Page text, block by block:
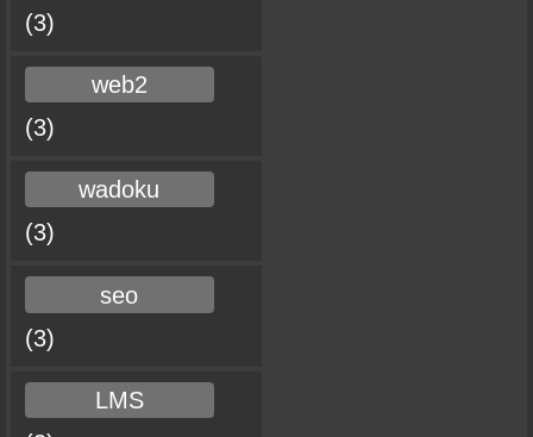
(3)
web2
(3)
wadoku
(3)
seo
(3)
LMS